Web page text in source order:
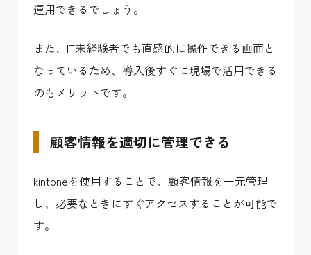
運用できるでしょう。
また、IT未経験者でも直感的に操作できる画面と
なっているため、導入後すぐに現場で活用できる
のもメリットです。
顧客情報を適切に管理できる
kintoneを使用することで、顧客情報を一元管理
し、必要なときにすぐアクセスすることが可能で
す。